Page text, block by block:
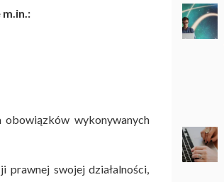
obowiązków wykonywanych
prawnej swojej działalności,